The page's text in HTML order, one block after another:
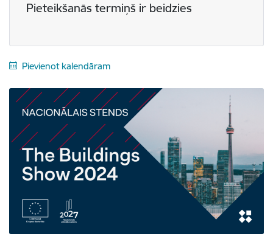
Pieteikšanās termiņš ir beidzies
Pievienot kalendāram